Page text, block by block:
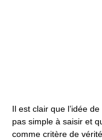
Il est clair que l’idée
pas simple à saisir et
comme critère de